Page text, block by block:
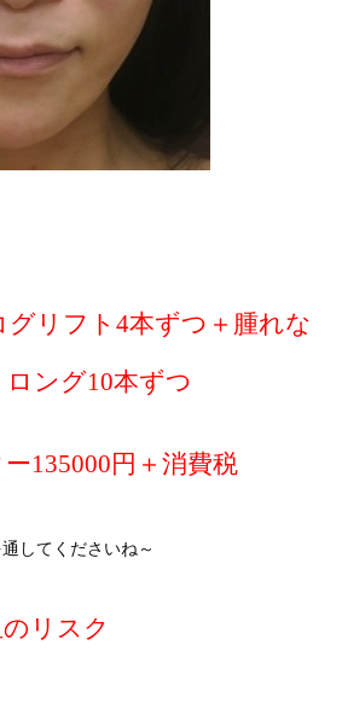
リフト4本ずつ＋腫れな
ング10本ずつ
135000円＋消費税
してくださいね～
のリスク